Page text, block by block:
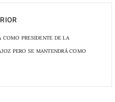
COMO PRESIDENTE DE LA
PERO SE MANTENDRÁ COMO